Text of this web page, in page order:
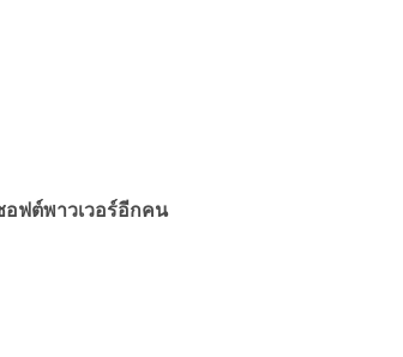
อฟต์พาวเวอร์อีกคน